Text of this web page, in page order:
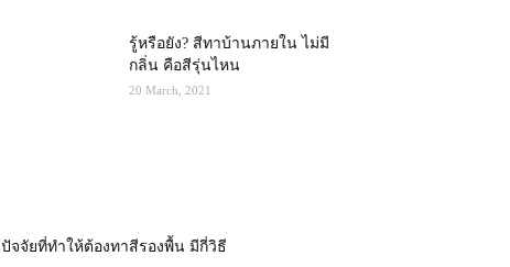
รู้หรือยัง? สีทาบ้านภายใน ไม่มี
กลิ่น คือสีรุ่นไหน
20 March, 2021
ปัจจัยที่ทำให้ต้องทาสีรองพื้น มีกี่วิธี